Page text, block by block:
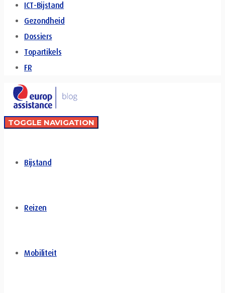
ICT-Bijstand
Gezondheid
Dossiers
Topartikels
FR
TOGGLE NAVIGATION
Bijstand
Reizen
Mobiliteit